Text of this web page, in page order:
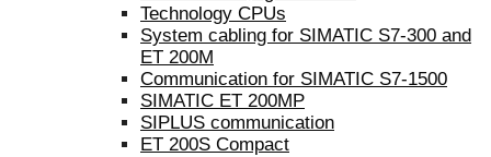
Technology CPUs
System cabling for SIMATIC S7-300 and
ET 200M
Communication for SIMATIC S7-1500
SIMATIC ET 200MP
SIPLUS communication
ET 200S Compact